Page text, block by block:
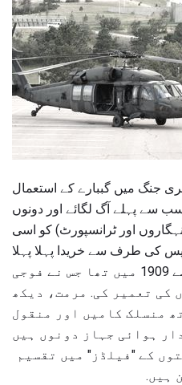
جنگ میں گببارے کے استعمال
سے پہلے آگ لگائے اور دونوں
اور ٹرانسپورٹ) کو اسی
کی طرف سے خریدا پہلا پہلا
طیارہ رائ برادران سے 1909 میں تھا جس نے فوجی
کی تعمیر کی. مرمت، دیکھ
منسلک کامیں اور منقول
کے "فیلڈز" میں تقسیم
ہیں.